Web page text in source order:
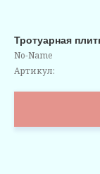
Тротуарная
No-Name
Артикул: